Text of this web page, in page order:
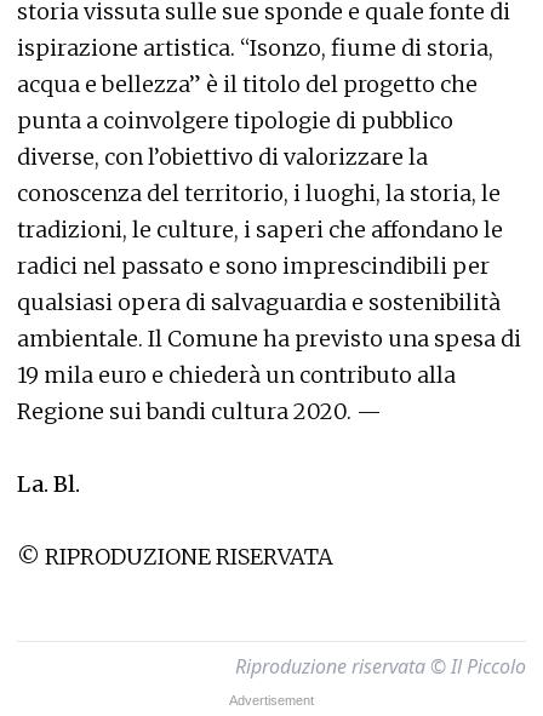
storia vissuta sulle sue sponde e quale fonte di
ispirazione artistica. “Isonzo, fiume di storia,
acqua e bellezza” è il titolo del progetto che
punta a coinvolgere tipologie di pubblico
diverse, con l’obiettivo di valorizzare la
conoscenza del territorio, i luoghi, la storia, le
tradizioni, le culture, i saperi che affondano le
radici nel passato e sono imprescindibili per
qualsiasi opera di salvaguardia e sostenibilità
ambientale. Il Comune ha previsto una spesa di
19 mila euro e chiederà un contributo alla
Regione sui bandi cultura 2020. —
La. Bl.
© RIPRODUZIONE RISERVATA
Riproduzione riservata © Il Piccolo